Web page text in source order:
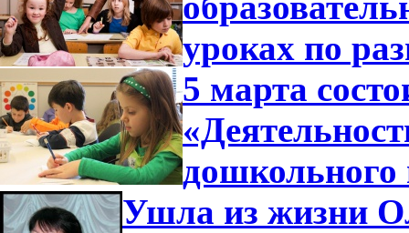
уроках по
5 марта
дошкольного
Ушла из жизни